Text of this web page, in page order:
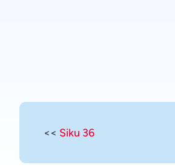
<< Siku 36